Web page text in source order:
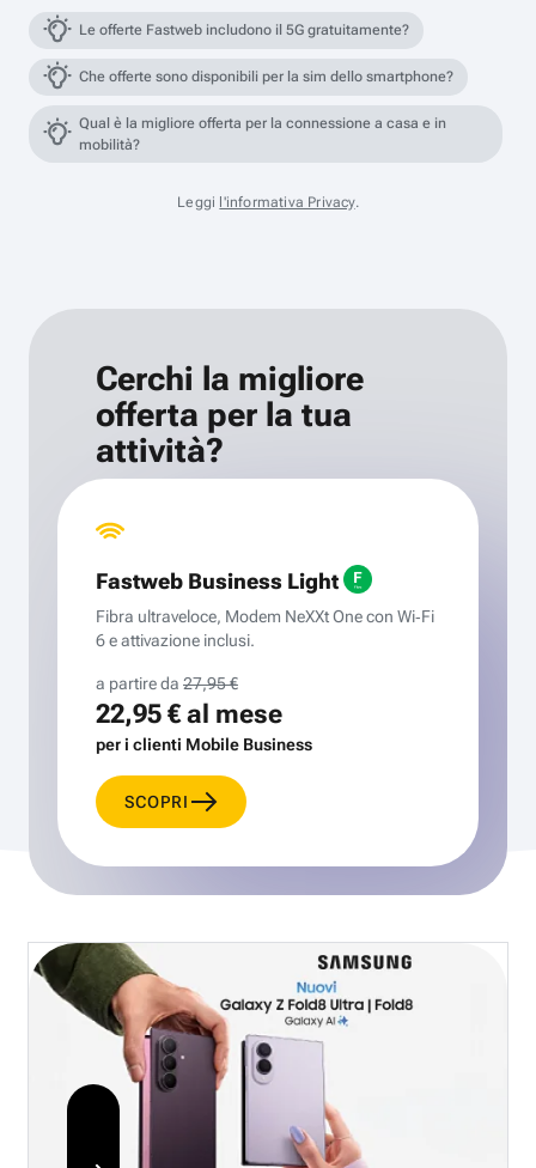
Le offerte Fastweb includono il 5G gratuitamente?
Che offerte sono disponibili per la sim dello smartphone?
Qual è la migliore offerta per la connessione a casa e in
mobilità?
Leggi l'informativa Privacy.
Cerchi la migliore
offerta per la tua
attività?
Fastweb Business Light
Fibra ultraveloce, Modem NeXXt One con Wi‑Fi
6 e attivazione inclusi.
a partire da 27,95 €
22,95 €al mese
per i clienti Mobile Business
SCOPRI